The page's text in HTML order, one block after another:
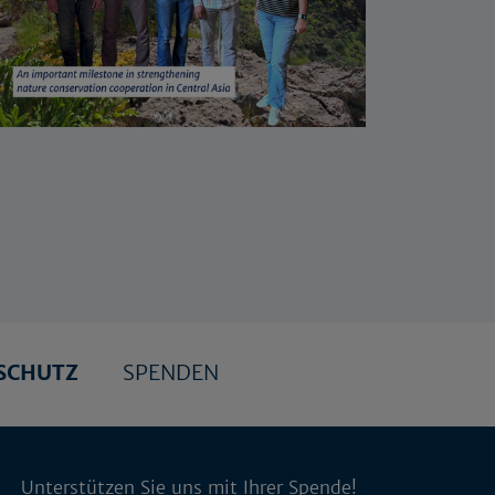
SPENDEN
Unterstützen Sie uns mit Ihrer Spende!